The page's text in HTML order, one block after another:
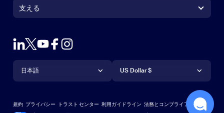
Zoom Rooms コントローラ
Outlook プラグイン
Androidアプリ
営業担当にお問い合わせ
デモを申し込む
ウェビナーとイベント
Zoom Experience CenterZoom Experience Center
支える
支える
アカウント
サポートセンター
ラーニングセンター
言語
日本語
通貨
US Dollar $
規約 プライバシー トラスト センター 利用ガイドライン 法務とコンプライアンス